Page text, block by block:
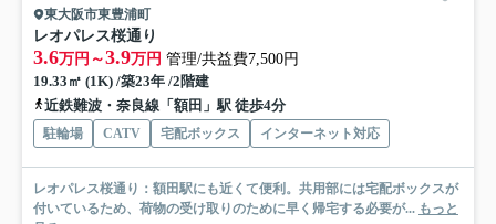
東大阪市東豊浦町
レオパレス桜通り
3.6万円～3.9万円 管理/共益費7,500円
19.33㎡ (1K) /築23年 /2階建
近鉄難波・奈良線「額田」駅 徒歩4分
駐輪場 CATV 宅配ボックス インターネット対応
レオパレス桜通り：額田駅にも近くて便利。共用部には宅配ボックスが
付いているため、荷物の受け取りのために早く帰宅する必要が... もっと